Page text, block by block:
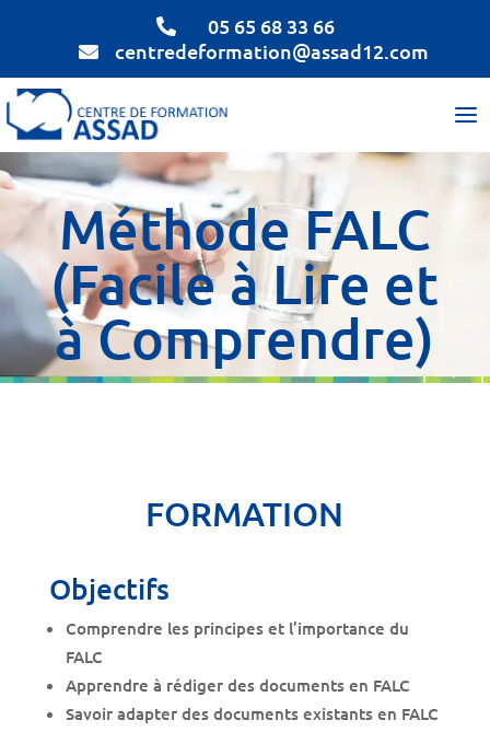
 05 65 68 33 66
 centredeformation@assad12.com
Méthode FALC
(Facile à Lire et
à Comprendre)
FORMATION
Objectifs
Comprendre les principes et l’importance du
FALC
Apprendre à rédiger des documents en FALC
Savoir adapter des documents existants en FALC